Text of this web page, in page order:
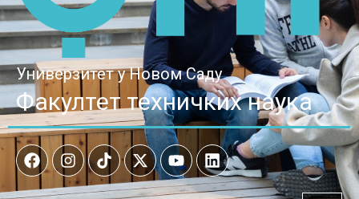
Универзитет у Новом Саду
Факултет техничких наука